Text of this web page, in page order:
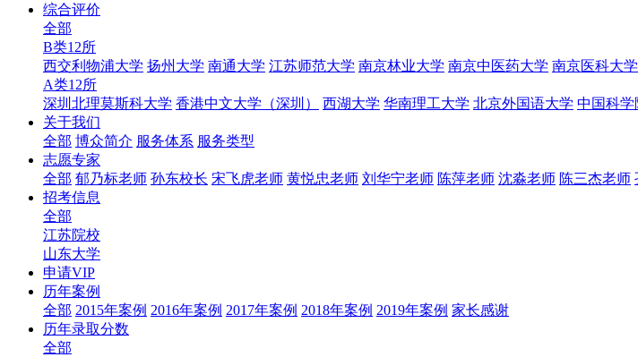
综合评价
全部
B类12所
西交利物浦大学 扬州大学 南通大学 江苏师范大学 南京林业大学 南京中医药大学 南京医科大学
A类12所
深圳北理莫斯科大学 香港中文大学（深圳） 西湖大学 华南理工大学 北京外国语大学 中国科学
关于我们
全部 博众简介 服务体系 服务类型
志愿专家
全部 郁乃标老师 孙东校长 宋飞虎老师 黄悦忠老师 刘华宁老师 陈萍老师 沈淼老师 陈三杰老师
招考信息
全部
江苏院校
山东大学
申请VIP
历年案例
全部 2015年案例 2016年案例 2017年案例 2018年案例 2019年案例 家长感谢
历年录取分数
全部